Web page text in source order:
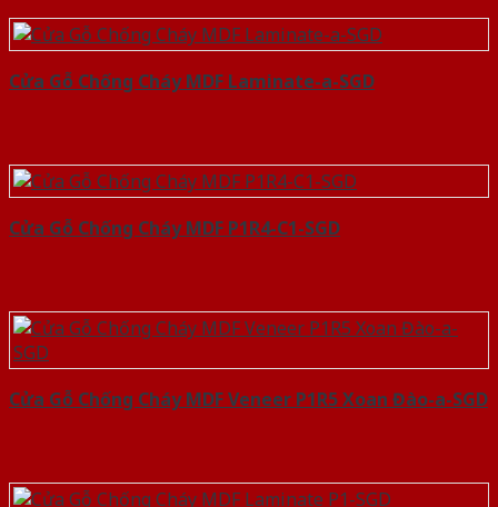
Cửa Gỗ Chống Cháy MDF Laminate-a-SGD
Cửa Gỗ Chống Cháy MDF P1R4-C1-SGD
Cửa Gỗ Chống Cháy MDF Veneer P1R5 Xoan Đào-a-SGD